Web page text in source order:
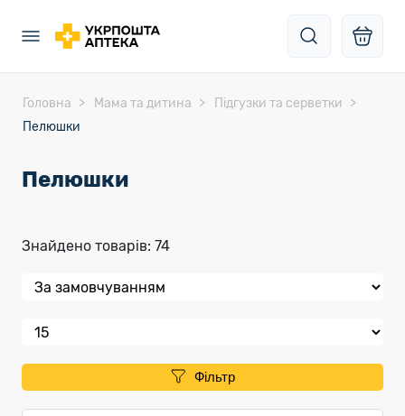
Головна Мама та дитина
Підгузки та серветки
Пелюшки
Пелюшки
Знайдено товарів: 74
Фільтр